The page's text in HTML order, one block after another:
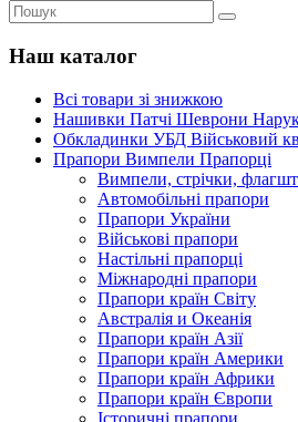
Наш каталог
Всі товари зі знижкою
Нашивки Патчі Шеврони
Обкладинки УБД Військовий
Прапори Вимпели Прапорці
Вимпели, стрічки,
Автомобільні прапори
Прапори України
Військові прапори
Настільні прапорці
Міжнародні прапори
Прапори країн Світу
Австралія и Океанія
Прапори країн Азії
Прапори країн Америки
Прапори країн Африки
Прапори країн Європи
Історичні прапори